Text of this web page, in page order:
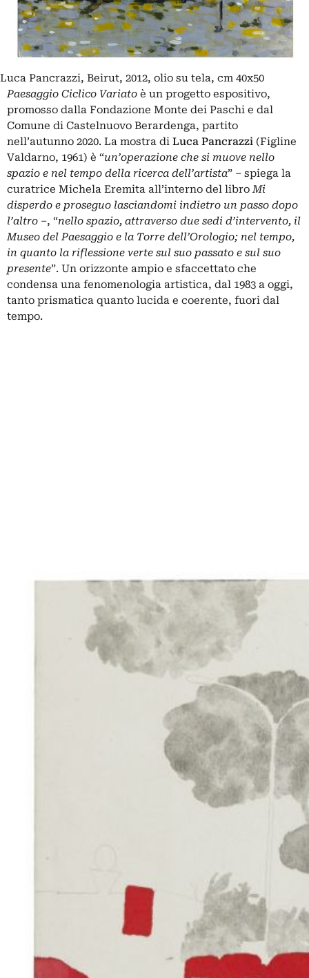
Luca Pancrazzi, Beirut, 2012, olio su tela, cm 40x50
Paesaggio Ciclico Variato è un progetto espositivo,
promosso dalla Fondazione Monte dei Paschi e dal
Comune di Castelnuovo Berardenga, partito
nell’autunno 2020. La mostra di Luca Pancrazzi (Figline
Valdarno, 1961) è “un’operazione che si muove nello
spazio e nel tempo della ricerca dell’artista” ‒ spiega la
curatrice Michela Eremita all’interno del libroMi
disperdo e proseguo lasciandomi indietro un passo dopo
l’altro ‒, “nello spazio, attraverso due sedi d’intervento, il
Museo del Paesaggio e la Torre dell’Orologio; nel tempo,
in quanto la riflessione verte sul suo passato e sul suo
presente”. Un orizzonte ampio e sfaccettato che
condensa una fenomenologia artistica, dal 1983 a oggi,
tanto prismatica quanto lucida e coerente, fuori dal
tempo.